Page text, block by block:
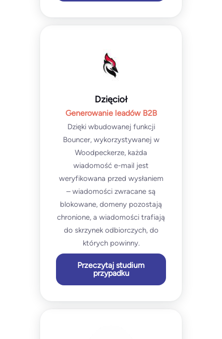
Dzięcioł
Generowanie leadów B2B
Dzięki wbudowanej funkcji
Bouncer, wykorzystywanej w
Woodpeckerze, każda
wiadomość e-mail jest
weryfikowana przed wysłaniem
– wiadomości zwracane są
blokowane, domeny pozostają
chronione, a wiadomości trafiają
do skrzynek odbiorczych, do
których powinny.
Przeczytaj studium
przypadku